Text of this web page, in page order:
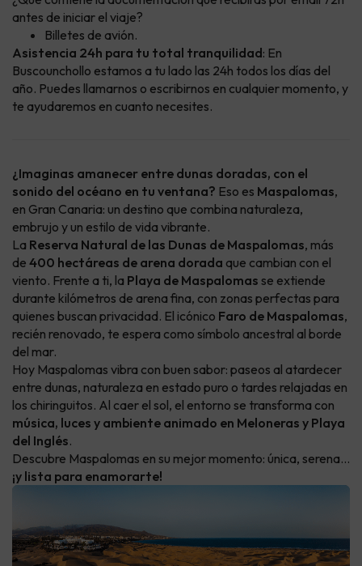
antes de iniciar el viaje?
Billetes de avión.
Asistencia 24h para tu total tranquilidad: En
Buscounchollo estamos a tu lado las 24h todos los días del
año. Puedes llamarnos o escribirnos en cualquier momento, y
te ayudaremos en cuanto necesites.
¿Imaginas amanecer entre dunas doradas, con el
sonido del océano en tu ventana? Eso es Maspalomas,
en Gran Canaria: un destino que combina naturaleza,
embrujo y un estilo de vida vibrante.
La Reserva Natural de las Dunas de Maspalomas, más
de 400 hectáreas de arena dorada que cambian con el
viento. Frente a ti, la Playa de Maspalomas se extiende
durante kilómetros de arena fina, con zonas perfectas para
quienes buscan privacidad. El icónico Faro de Maspalomas,
recién renovado, te espera como símbolo ancestral al borde
del mar.
Hoy Maspalomas vibra con buen sabor: paseos al atardecer
entre dunas, naturaleza en estado puro o tardes relajadas en
los chiringuitos. Al caer el sol, el entorno se transforma con
música, luces y ambiente animado en Meloneras y Playa
del Inglés.
Descubre Maspalomas en su mejor momento: única, serena…
¡y lista para enamorarte!